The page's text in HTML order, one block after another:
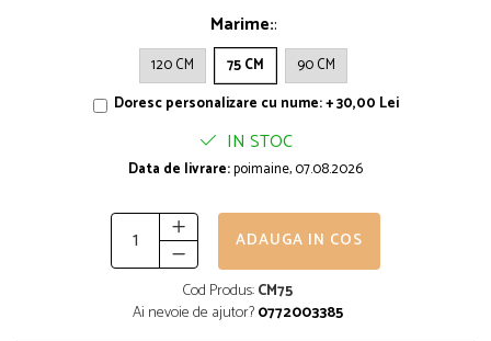
Marime::
120 CM 75 CM
90 CM
Doresc personalizare cu nume: + 30,00 Lei
IN STOC
Data de livrare:poimaine, 07.08.2026
ADAUGA IN COS
Cod Produs:CM75
Ai nevoie de ajutor?0772003385